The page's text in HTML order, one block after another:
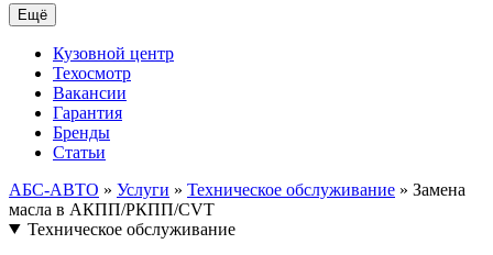
Ещё
Кузовной центр
Техосмотр
Вакансии
Гарантия
Бренды
Статьи
АБС-АВТО » Услуги » Техническое обслуживание » Замена
масла в АКПП/РКПП/CVT
Техническое обслуживание